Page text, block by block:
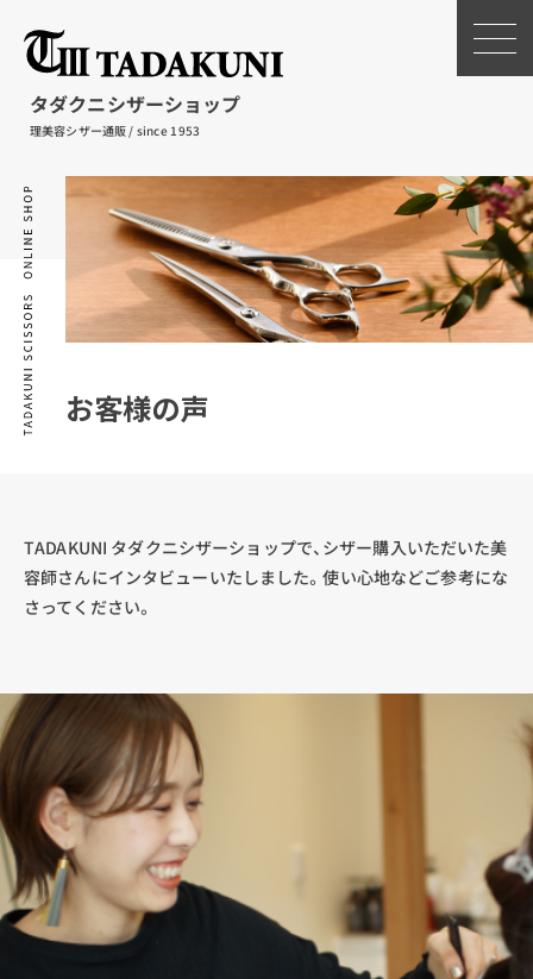
理美容シザー通販 / since 1953
タダクニシザーショップ
お客様の声
TADAKUNI タダクニシザーショップで、シザー購入いただいた美
容師さんにインタビューいたしました。使い心地などご参考にな
さってください。